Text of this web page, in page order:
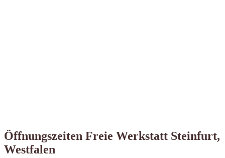
Öffnungszeiten Freie Werkstatt Steinfurt,
Westfalen